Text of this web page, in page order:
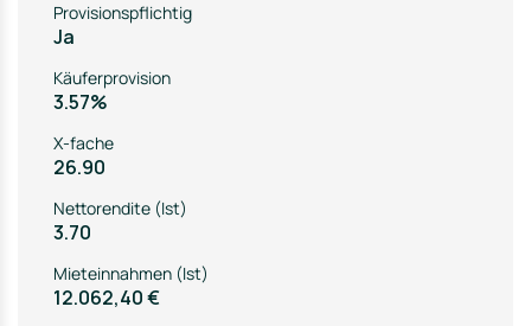
Provisionspflichtig
Ja
Käuferprovision
3.57%
X-fache
26.90
Nettorendite (Ist)
3.70
Mieteinnahmen (Ist)
12.062,40 €